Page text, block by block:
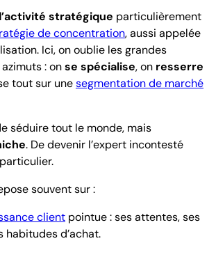
stratégique particulièrement
de concentration, aussi appelée
Ici, on oublie les grandes
: onse spécialise, on resserre
tout sur unesegmentation de marché
séduire tout le monde, mais
. De devenir l’expert incontesté
souvent sur :
client pointue: ses attentes, ses
habitudes d’achat.